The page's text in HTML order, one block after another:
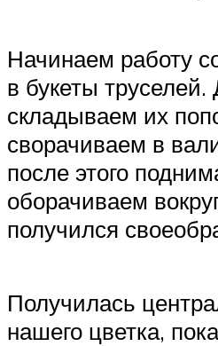
Начинаем работу
в букеты труселей.
складываем их
сворачиваем в
после этого
оборачиваем
получился
Получилась
нашего цветка,